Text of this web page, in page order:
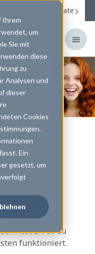
Ihrem
um
Sie mit
diese
zu
Analysen und
dieser
Cookies
Ein
gesetzt, um
Corporate
genau die
passen.
so zu
funktioniert.